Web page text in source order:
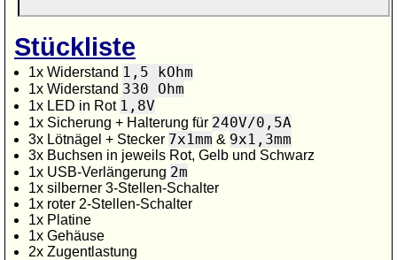
Stückliste
1x Widerstand 1,5 kOhm
1x Widerstand 330 Ohm
1x LED in Rot 1,8V
1x Sicherung + Halterung für 240V/0,5A
3x Lötnägel + Stecker 7x1mm & 9x1,3mm
3x Buchsen in jeweils Rot, Gelb und Schwarz
1x USB-Verlängerung 2m
1x silberner 3-Stellen-Schalter
1x roter 2-Stellen-Schalter
1x Platine
1x Gehäuse
2x Zugentlastung